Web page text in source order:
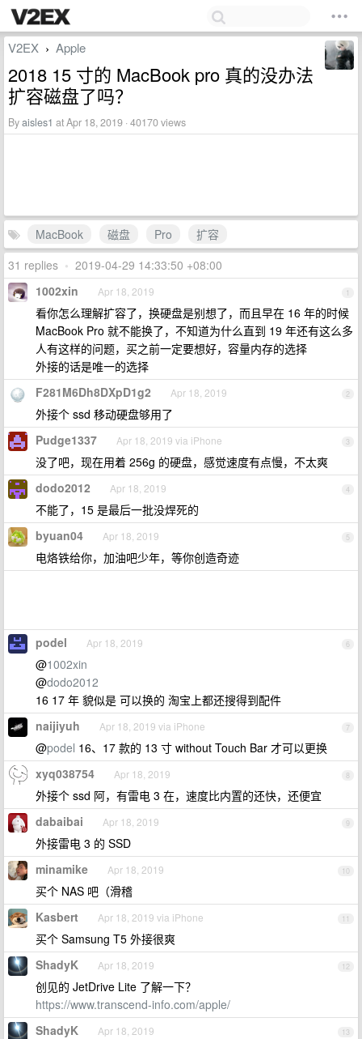
V2EX › Apple
2018 15 寸的 MacBook pro 真的没办法
扩容磁盘了吗？
Byaisles1 at Apr 18, 2019 · 40170 views
MacBook 磁盘 Pro
扩容
31 replies • 2019-04-29 14:33:50 +08:00
1
1002xin Apr 18, 2019
看你怎么理解扩容了，换硬盘是别想了，而且早在 16 年的时候
MacBook Pro 就不能换了，不知道为什么直到 19 年还有这么多
人有这样的问题，买之前一定要想好，容量内存的选择
外接的话是唯一的选择
2
F281M6Dh8DXpD1g2 Apr 18, 2019
外接个 ssd 移动硬盘够用了
3
Pudge1337 Apr 18, 2019 via iPhone
没了吧，现在用着 256g 的硬盘，感觉速度有点慢，不太爽
4
dodo2012 Apr 18, 2019
不能了，15 是最后一批没焊死的
5
byuan04 Apr 18, 2019
电烙铁给你，加油吧少年，等你创造奇迹
6
podel Apr 18, 2019
@1002xin
@dodo2012
16 17 年 貌似是 可以换的 淘宝上都还搜得到配件
7
naijiyuh Apr 18, 2019 via iPhone
@podel 16、17 款的 13 寸 without Touch Bar 才可以更换
8
xyq038754 Apr 18, 2019
外接个 ssd 阿，有雷电 3 在，速度比内置的还快，还便宜
9
dabaibai Apr 18, 2019
外接雷电 3 的 SSD
10
minamike Apr 18, 2019
买个 NAS 吧（滑稽
11
Kasbert Apr 18, 2019 via iPhone
买个 Samsung T5 外接很爽
12
ShadyK Apr 18, 2019
创见的 JetDrive Lite 了解一下？
https://www.transcend-info.com/apple/
13
ShadyK Apr 18, 2019